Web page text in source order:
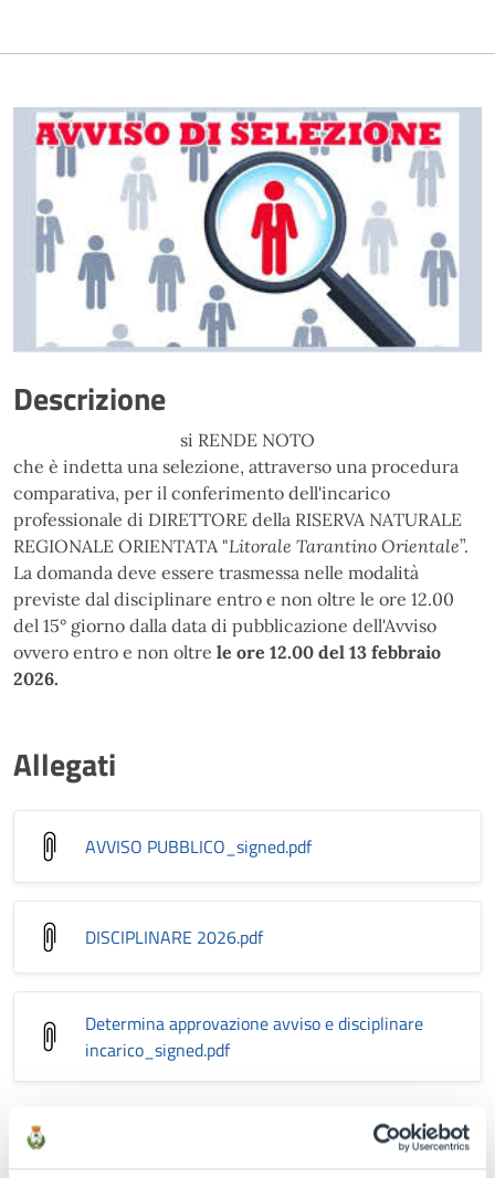
Descrizione
si RENDE NOTO
che è indetta una selezione, attraverso una procedura
comparativa, per il conferimento dell'incarico
professionale di DIRETTORE della RISERVA NATURALE
REGIONALE ORIENTATA "Litorale Tarantino Orientale”.
La domanda deve essere trasmessa nelle modalità
previste dal disciplinare entro e non oltre le ore 12.00
del 15° giorno dalla data di pubblicazione dell'Avviso
ovvero entro e non oltre le ore 12.00 del 13 febbraio
2026.
Allegati
AVVISO PUBBLICO_signed.pdf
DISCIPLINARE 2026.pdf
Determina approvazione avviso e disciplinare
incarico_signed.pdf
A cura di